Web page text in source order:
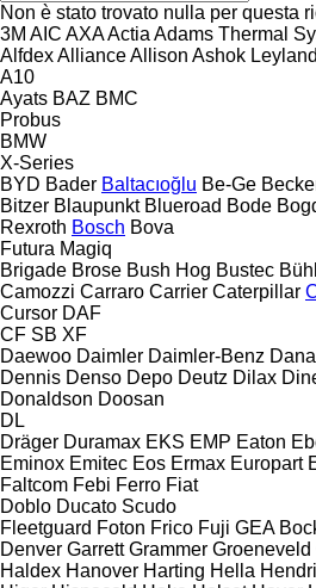
Non è stato trovato nulla per questa
3M AIC AXAActia Adams Thermal
AlfdexAllianceAllison Ashok Leyland
A10
Ayats BAZ BMC
Probus
BMW
X-Series
BYD Bader Baltacıoğlu Be-Ge
Bitzer Blaupunkt Blueroad Bode
Rexroth Bosch Bova
Futura Magiq
Brigade Brose Bush Hog Bustec
Camozzi Carraro Carrier Caterpillar
Cursor DAF
CF SB XF
Daewoo Daimler Daimler-Benz Dana
Dennis Denso Depo Deutz Dilax
Donaldson Doosan
DL
Dräger Duramax EKS EMP Eaton
Eminox Emitec Eos Ermax Europart
Faltcom Febi Ferro Fiat
Doblo Ducato Scudo
Fleetguard Foton Frico Fuji GEA
Denver Garrett Grammer Groeneveld
Haldex Hanover Harting Hella